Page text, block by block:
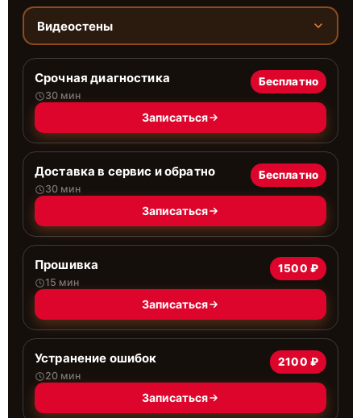
Видеостены
Срочная диагностика
30 мин
Бесплатно
Записаться
Доставка в сервис и обратно
30 мин
Бесплатно
Записаться
Прошивка
15 мин
1500 ₽
Записаться
Устранение ошибок
20 мин
2100 ₽
Записаться